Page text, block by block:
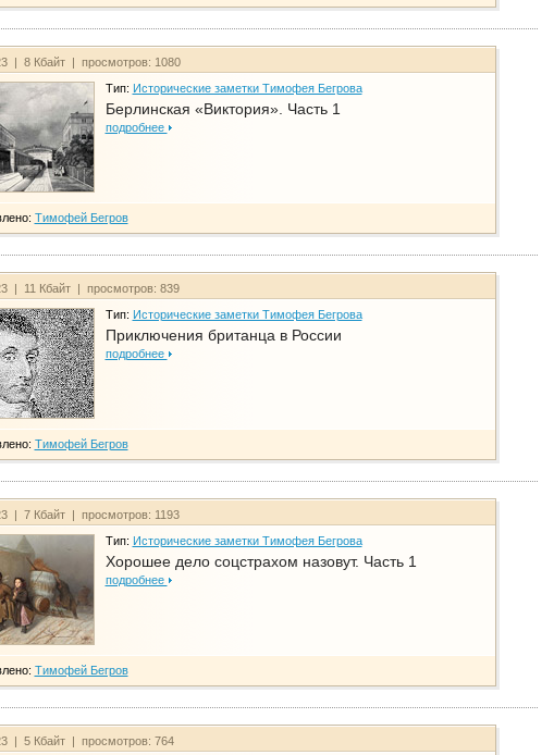
| 8 Кбайт | просмотров: 1080
Тип: Исторические заметки Тимофея Бегрова
Берлинская «Виктория». Часть 1
подробнее
Тимофей Бегров
| 11 Кбайт | просмотров: 839
Тип: Исторические заметки Тимофея Бегрова
Приключения британца в России
подробнее
Тимофей Бегров
| 7 Кбайт | просмотров: 1193
Тип: Исторические заметки Тимофея Бегрова
Хорошее дело соцстрахом назовут. Часть 1
подробнее
Тимофей Бегров
| 5 Кбайт | просмотров: 764